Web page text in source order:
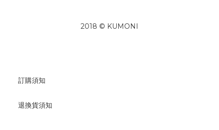
2018 © KUMONI
訂購須知
退換貨須知